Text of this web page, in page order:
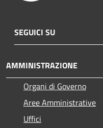
SEGUICI SU
AMMINISTRAZIONE
Organi di Governo
Aree Amministrative
Uffici